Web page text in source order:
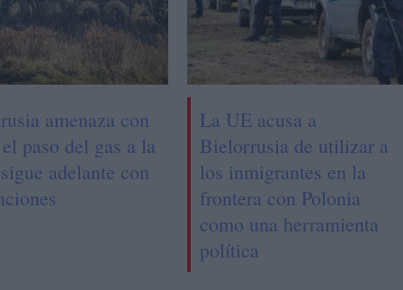
amenaza con
paso del gas a la
adelante con
La UE acusa a
Bielorrusia de utilizar a
los inmigrantes en la
frontera con Polonia
como una herramienta
política